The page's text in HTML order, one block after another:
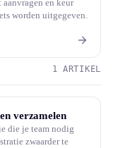
aanvragen en keur
worden uitgegeven.
1 ARTIKEL
verzamelen
die je team nodig
zwaarder te